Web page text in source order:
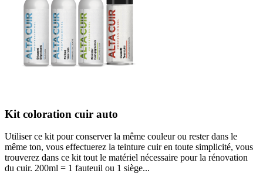
Kit coloration cuir auto
Utiliser ce kit pour conserver la même couleur ou rester dans le
même ton, vous effectuerez la teinture cuir en toute simplicité, vous
trouverez dans ce kit tout le matériel nécessaire pour la rénovation
du cuir. 200ml = 1 fauteuil ou 1 siège...